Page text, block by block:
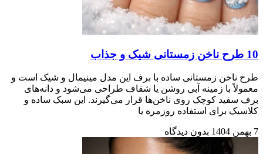
10 طرح ناخن زمستانی شیک و جذاب
طرح ناخن زمستانی ساده با برف این مدل مینیمال و شیک است و
معمولاً با زمینه آبی روشن یا شفاف طراحی می‌شود و دانه‌های
برف سفید کوچک روی ناخن‌ها قرار می‌گیرند. این سبک ساده و
کلاسیک برای استفاده روزمره یا
7 بهمن 1404 بدون دیدگاه